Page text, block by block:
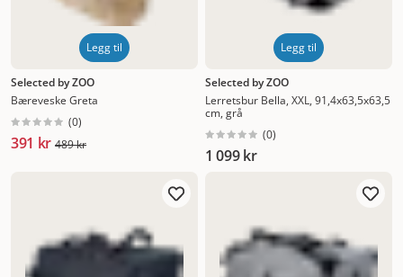
Legg til
Selected by ZOO
Bæreveske Greta
(0)
391 kr 489 kr
Legg til
Selected by ZOO
Lerretsbur Bella, XXL, 91,4x63,5x63,5
cm, grå
(0)
1 099 kr